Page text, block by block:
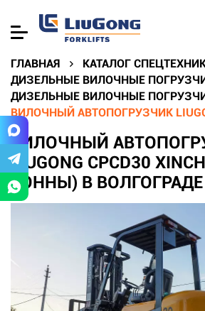
ГЛАВНАЯ
КАТАЛОГ
ДИЗЕЛЬНЫЕ ВИЛОЧНЫЕ
ДИЗЕЛЬНЫЕ ВИЛОЧНЫЕ
ВИЛОЧНЫЙ АВТОПОГРУЗЧИК
ВИЛОЧНЫЙ
LIUGONG CPCD30
ТОННЫ) В ВОЛГОГРАДЕ